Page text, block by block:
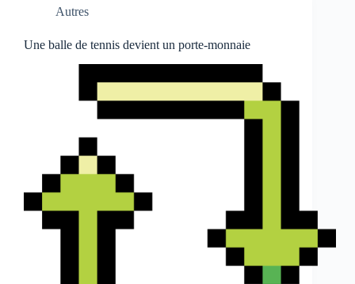
Autres
Une balle de tennis devient un porte-monnaie